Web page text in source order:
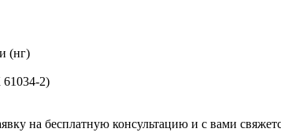
(нг)
2)
на бесплатную консультацию и с вами